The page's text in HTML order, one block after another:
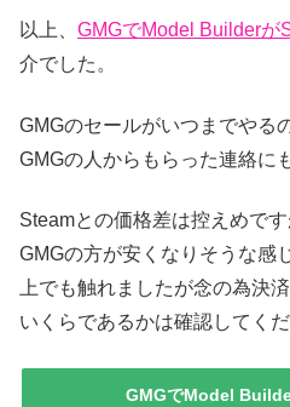
以上、 GMGでModel Builderが
介でした。
GMGのセールがいつまでやる
GMGの人からもらった連絡に
Steamとの価格差は控えめで
GMGの方が安くなりそうな感
上でも触れましたが念の為決
いくらであるかは確認してく
GMGでModel